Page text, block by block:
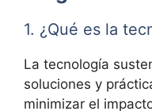
1. ¿Qué es la
La tecnología
soluciones y
minimizar el